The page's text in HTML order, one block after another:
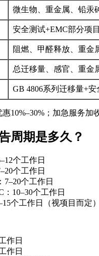
微生物、重金属、铅汞
安全测试+EMC部分项
阻燃、甲醛释放、重金
总迁移量、感官、重金
GB 4806系列迁移量+安
10%–30%；加急服务加
周期是多久？
个工作日
个工作日
个工作日
10–30个工作日
个工作日（视项目而定）
作日
作日